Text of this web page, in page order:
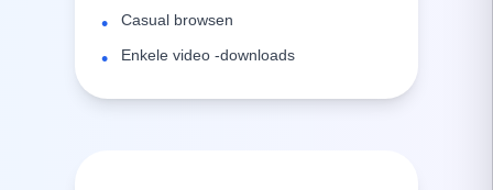
• Casual browsen
• Enkele video -downloads